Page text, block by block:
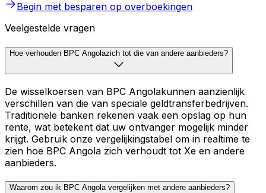
Begin met besparen op overboekingen
Veelgestelde vragen
Hoe verhouden BPC Angolazich tot die van andere aanbieders?
De wisselkoersen van BPC Angolakunnen aanzienlijk
verschillen van die van speciale geldtransferbedrijven.
Traditionele banken rekenen vaak een opslag op hun
rente, wat betekent dat uw ontvanger mogelijk minder
krijgt. Gebruik onze vergelijkingstabel om in realtime te
zien hoe BPC Angola zich verhoudt tot Xe en andere
aanbieders.
Waarom zou ik BPC Angola vergelijken met andere aanbieders?